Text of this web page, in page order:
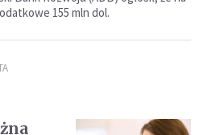
155 mln dol.